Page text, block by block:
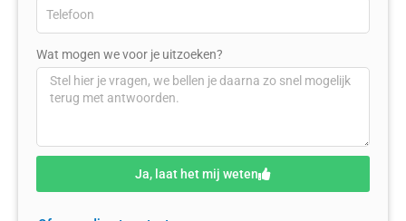
Wat mogen we voor je uitzoeken?
Ja, laat het mij weten